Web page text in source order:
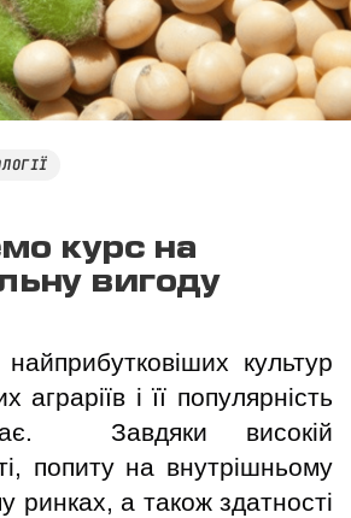
курс на
вигоду
культур
аграріїв і її популярність
Завдяки високій
попиту на внутрішньому
ринках, а також здатності